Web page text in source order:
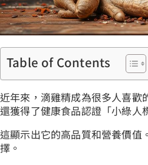
Table of Contents
近年來，滴雞精成為很多人喜歡
還獲得了健康食品認證「小綠人
這顯示出它的高品質和營養價值
擇。